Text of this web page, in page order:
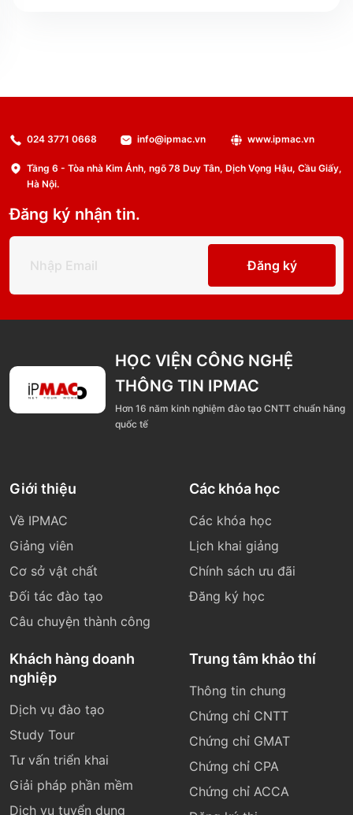
024 3771 0668 info@ipmac.vn www.ipmac.vn
Tầng 6 - Tòa nhà Kim Ánh, ngõ 78 Duy Tân, Dịch Vọng Hậu, Cầu Giấy,
Hà Nội.
Đăng ký nhận tin.
Đăng ký
HỌC VIỆN CÔNG NGHỆ
THÔNG TIN IPMAC
Hơn 16 năm kinh nghiệm đào tạo CNTT chuẩn hãng
quốc tế
Giới thiệu
Về IPMAC
Giảng viên
Cơ sở vật chất
Đối tác đào tạo
Câu chuyện thành công
Các khóa học
Các khóa học
Lịch khai giảng
Chính sách ưu đãi
Đăng ký học
Khách hàng doanh
nghiệp
Dịch vụ đào tạo
Study Tour
Tư vấn triển khai
Giải pháp phần mềm
Dịch vụ tuyển dụng
Trung tâm khảo thí
Thông tin chung
Chứng chỉ CNTT
Chứng chỉ GMAT
Chứng chỉ CPA
Chứng chỉ ACCA